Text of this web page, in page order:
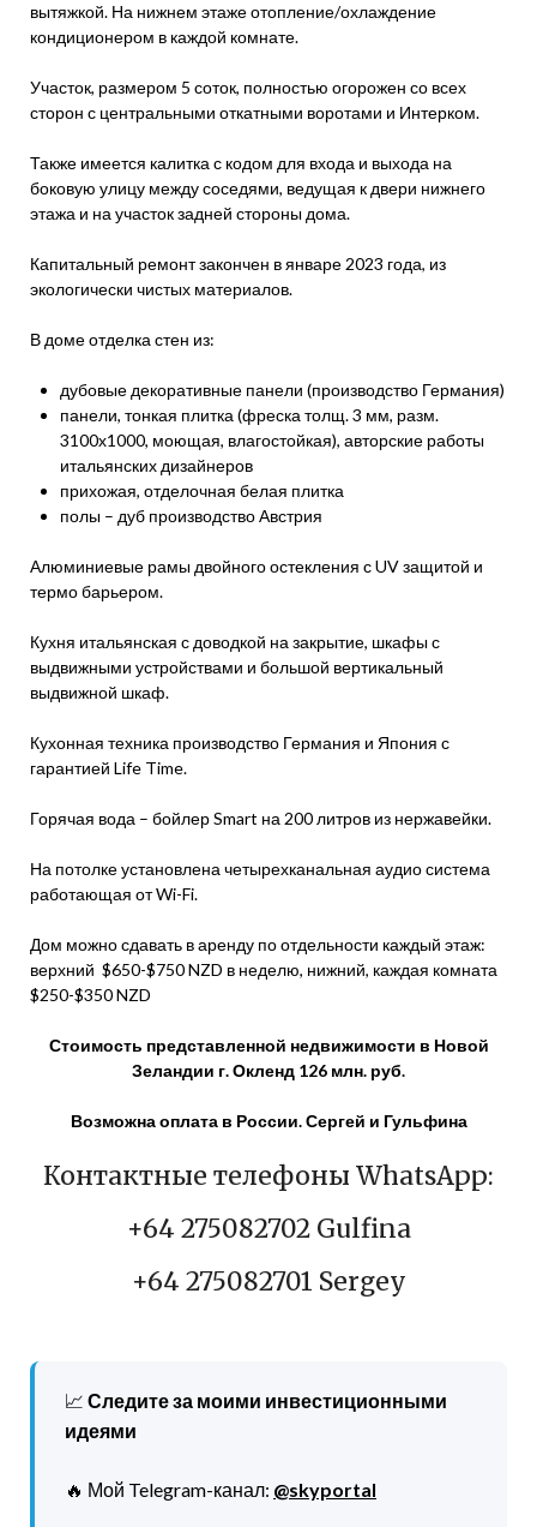
вытяжкой. На нижнем этаже отопление/охлаждение
кондиционером в каждой комнате.
Участок, размером 5 соток, полностью огорожен со всех
сторон с центральными откатными воротами и Интерком.
Также имеется калитка с кодом для входа и выхода на
боковую улицу между соседями, ведущая к двери нижнего
этажа и на участок задней стороны дома.
Капитальный ремонт закончен в январе 2023 года, из
экологически чистых материалов.
В доме отделка стен из:
дубовые декоративные панели (производство Германия)
панели, тонкая плитка (фреска толщ. 3 мм, разм.
3100х1000, моющая, влагостойкая), авторские работы
итальянских дизайнеров
прихожая, отделочная белая плитка
полы – дуб производство Австрия
Алюминиевые рамы двойного остекления с UV защитой и
термо барьером.
Кухня итальянская с доводкой на закрытие, шкафы с
выдвижными устройствами и большой вертикальный
выдвижной шкаф.
Кухонная техника производство Германия и Япония с
гарантией Life Time.
Горячая вода – бойлер Smart на 200 литров из нержавейки.
На потолке установлена четырехканальная аудио система
работающая от Wi-Fi.
Дом можно сдавать в аренду по отдельности каждый этаж:
верхний $650-$750 NZD в неделю, нижний, каждая комната
$250-$350 NZD
Стоимость представленной недвижимости в Новой
Зеландии г. Окленд 126 млн. руб.
Возможна оплата в России. Сергей и Гульфина
Контактные телефоны WhatsApp:
+64 275082702 Gulfina
+64 275082701 Sergey
📈 Следите за моими инвестиционными
идеями
🔥 Мой Telegram-канал: @skyportal